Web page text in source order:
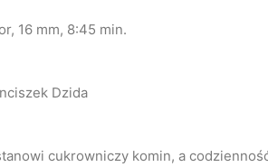
16 mm, 8:45 min.
Dzida
cukrowniczy komin, a